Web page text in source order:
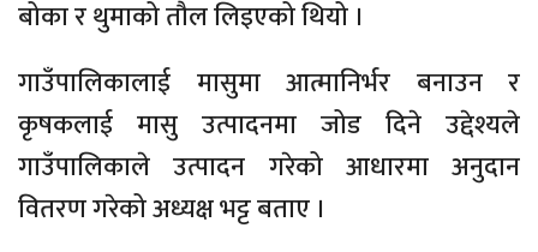
बोका र थुमाको तौल लिइएको थियो ।
गाउँपालिकालाई मासुमा आत्मानिर्भर बनाउन र
कृषकलाई मासु उत्पादनमा जोड दिने उद्देश्यले
गाउँपालिकाले उत्पादन गरेको आधारमा अनुदान
वितरण गरेको अध्यक्ष भट्ट बताए ।